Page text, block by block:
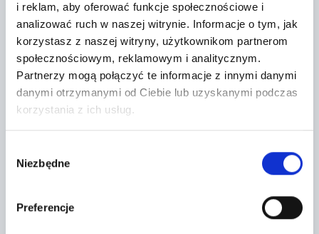
i reklam, aby oferować funkcje społecznościowe i
analizować ruch w naszej witrynie. Informacje o tym, jak
korzystasz z naszej witryny, użytkownikom partnerom
społecznościowym, reklamowym i analitycznym.
Partnerzy mogą połączyć te informacje z innymi danymi
danymi otrzymanymi od Ciebie lub uzyskanymi podczas
korzystania z ich usług.
zgody
Niezbędne
Preferencje